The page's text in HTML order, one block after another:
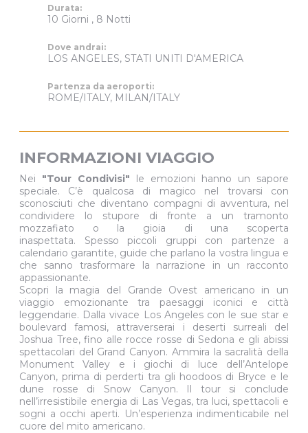
Durata:
10 Giorni , 8 Notti
Dove andrai:
LOS ANGELES, STATI UNITI D'AMERICA
Partenza da aeroporti:
ROME/ITALY, MILAN/ITALY
INFORMAZIONI VIAGGIO
Nei "Tour Condivisi" le emozioni hanno un sapore
speciale. C’è qualcosa di magico nel trovarsi con
sconosciuti che diventano compagni di avventura, nel
condividere lo stupore di fronte a un tramonto
mozzafiato o la gioia di una scoperta
inaspettata. Spesso piccoli gruppi con partenze a
calendario garantite, guide che parlano la vostra lingua e
che sanno trasformare la narrazione in un racconto
appassionante.
Scopri la magia del Grande Ovest americano in un
viaggio emozionante tra paesaggi iconici e città
leggendarie. Dalla vivace Los Angeles con le sue star e
boulevard famosi, attraverserai i deserti surreali del
Joshua Tree, fino alle rocce rosse di Sedona e gli abissi
spettacolari del Grand Canyon. Ammira la sacralità della
Monument Valley e i giochi di luce dell’Antelope
Canyon, prima di perderti tra gli hoodoos di Bryce e le
dune rosse di Snow Canyon. Il tour si conclude
nell’irresistibile energia di Las Vegas, tra luci, spettacoli e
sogni a occhi aperti. Un’esperienza indimenticabile nel
cuore del mito americano.